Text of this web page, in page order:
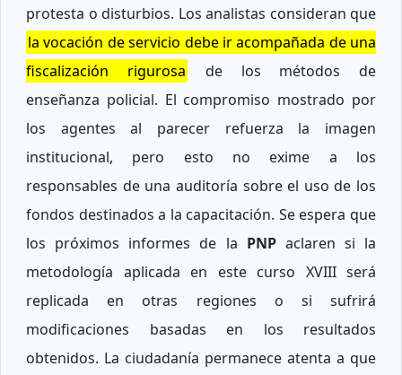
protesta o disturbios. Los analistas consideran que
la vocación de servicio debe ir acompañada de una
fiscalización rigurosa
de los métodos de
enseñanza policial. El compromiso mostrado por
los agentes al parecer refuerza la imagen
institucional, pero esto no exime a los
responsables de una auditoría sobre el uso de los
fondos destinados a la capacitación. Se espera que
los próximos informes de la PNPaclaren si la
metodología aplicada en este curso XVIII será
replicada en otras regiones o si sufrirá
modificaciones basadas en los resultados
obtenidos. La ciudadanía permanece atenta a que